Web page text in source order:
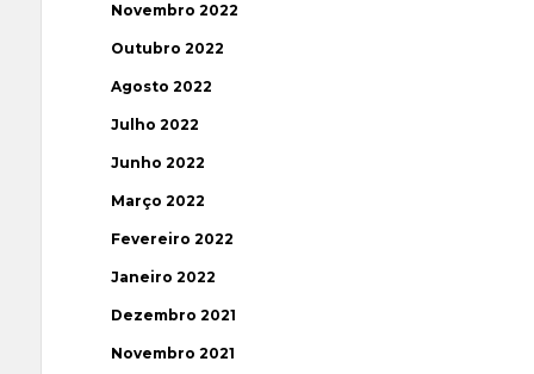
Novembro 2022
Outubro 2022
Agosto 2022
Julho 2022
Junho 2022
Março 2022
Fevereiro 2022
Janeiro 2022
Dezembro 2021
Novembro 2021